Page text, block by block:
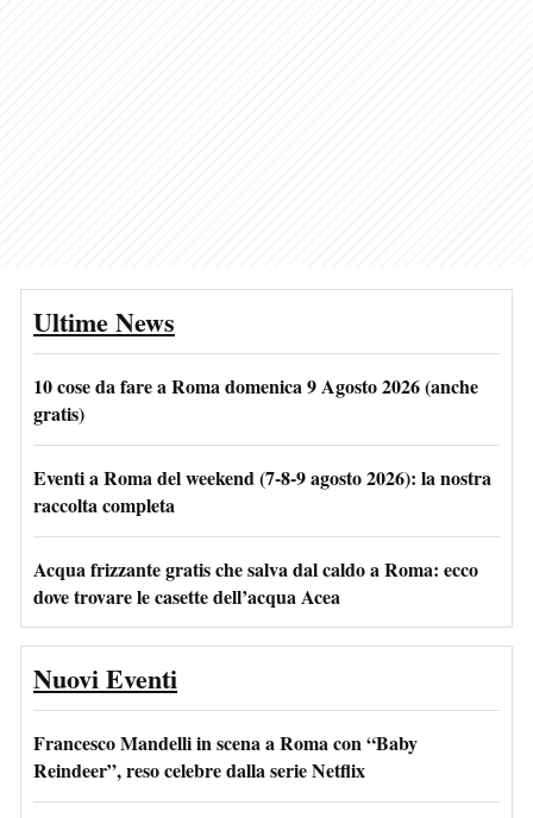
Ultime News
10 cose da fare a Roma domenica 9 Agosto 2026 (anche
gratis)
Eventi a Roma del weekend (7-8-9 agosto 2026): la nostra
raccolta completa
Acqua frizzante gratis che salva dal caldo a Roma: ecco
dove trovare le casette dell’acqua Acea
Nuovi Eventi
Francesco Mandelli in scena a Roma con “Baby
Reindeer”, reso celebre dalla serie Netflix